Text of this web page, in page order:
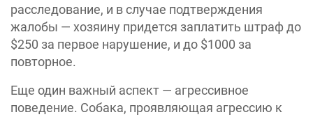
расследование, и в случае подтверждения
жалобы — хозяину придется заплатить штраф до
$250 за первое нарушение, и до $1000 за
повторное.
Еще один важный аспект — агрессивное
поведение. Собака, проявляющая агрессию к